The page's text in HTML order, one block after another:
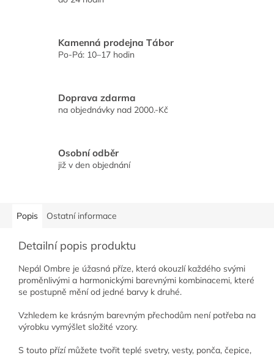
Kamenná prodejna Tábor
Po-Pá: 10–17 hodin
Doprava zdarma
na objednávky nad 2000.-Kč
Osobní odběr
již v den objednání
Popis Ostatní informace
Detailní popis produktu
Nepál Ombre je úžasná příze, která okouzlí každého svými
proměnlivými a harmonickými barevnými kombinacemi, které
se postupně mění od jedné barvy k druhé.
Vzhledem ke krásným barevným přechodům není potřeba na
výrobku vymýšlet složité vzory.
S touto přízí můžete tvořit teplé svetry, vesty, ponča, čepice,